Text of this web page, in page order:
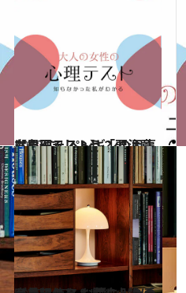
2020.7.8
【心理テスト】「要注意な男子」 ペンギンの用事はなんでしょう？
占い